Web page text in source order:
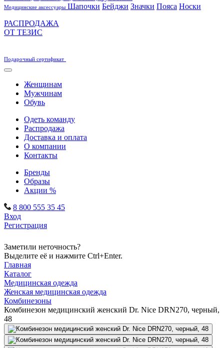
Медицинские аксессуары Шапочки Бейджи Значки Пояса Носки
РАСПРОДАЖА
ОТ ТЕЗИС
Подарочный сертификат
Женщинам
Мужчинам
Обувь
Одеть команду
Распродажа
Доставка и оплата
О компании
Контакты
Бренды
Образы
Акции %
8 800 555 35 45
Вход
Регистрация
Заметили неточность?
Выделите её и нажмите Ctrl+Enter.
Главная
Каталог
Медицинская одежда
Женская медицинская одежда
Комбинезоны
Комбинезон медицинский женский Dr. Nice DRN270, черный,
48